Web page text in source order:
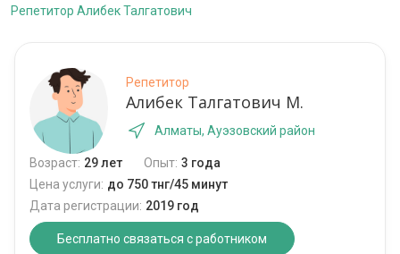
Репетитор Алибек Талгатович
Репетитор
Алибек Талгатович М.
Алматы, Ауэзовский район
Возраст: 29 лет Опыт: 3 года
Цена услуги: до 750 тнг/45 минут
Дата регистрации: 2019 год
Бесплатно связаться с работником